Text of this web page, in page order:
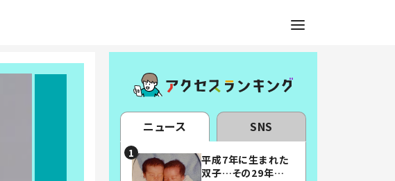
ニュース SNS
平成7年に生まれた
双子…その29年後